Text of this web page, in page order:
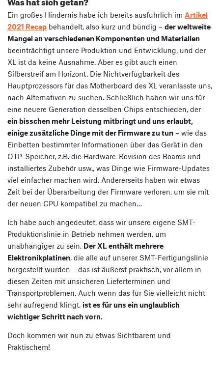
Ein großes Hindernis habe ich bereits ausführlich im Artikel
2021 Recap behandelt, also kurz und bündig – der weltweite
Mangel an verschiedenen Komponenten und Materialien
beeinträchtigt unsere Produktion und Entwicklung, und der
XL ist da keine Ausnahme. Aber es gibt auch einen
Silberstreif am Horizont. Die Nichtverfügbarkeit des
Hauptprozessors für das Motherboard des XL veranlasste uns,
nach Alternativen zu suchen. Schließlich haben wir uns für
eine neuere Generation desselben Chips entschieden, der
ein bisschen mehr Leistung mitbringt und uns erlaubt,
einige zusätzliche Dinge mit der Firmware zu tun – wie das
Einbetten bestimmter Informationen über das Gerät in den
OTP-Speicher, z.B. die Hardware-Revision des Boards und
installiertes Zubehör usw., was Dinge wie Firmware-Updates
viel einfacher machen wird. Andererseits haben wir etwas
Zeit bei der Überarbeitung der Firmware verloren, um sie mit
der neuen CPU kompatibel zu machen…
Ich habe auch angedeutet, dass wir unsere eigene SMT-
Produktionslinie in Betrieb nehmen werden, um
unabhängiger zu sein. Der XL enthält mehrere
Elektronikplatinen , die alle auf unserer SMT-Fertigungslinie
hergestellt wurden – das ist äußerst praktisch, vor allem in
diesen Zeiten mit unsicheren Lieferterminen und
Transportproblemen. Auch wenn das für Sie vielleicht nicht
sehr aufregend klingt, ist es für uns ein unglaublich
wichtiger Schritt nach vorn.
Doch kommen wir nun zu etwas Sichtbarem und
Praktischem!